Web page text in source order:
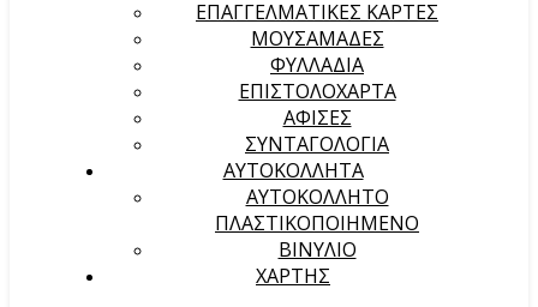
ΕΠΑΓΓΕΛΜΑΤΙΚΕΣ ΚΑΡΤΕΣ
ΜΟΥΣΑΜΑΔΕΣ
ΦΥΛΛΑΔΙΑ
ΕΠΙΣΤΟΛΟΧΑΡΤΑ
ΑΦΙΣΕΣ
ΣΥΝΤΑΓΟΛΟΓΙΑ
ΑΥΤΟΚΟΛΛΗΤΑ
ΑΥΤΟΚΟΛΛΗΤΟ
ΠΛΑΣΤΙΚΟΠΟΙΗΜΕΝΟ
ΒΙΝΥΛΙΟ
ΧΑΡΤΗΣ